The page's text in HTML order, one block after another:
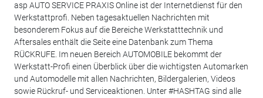
asp AUTO SERVICE PRAXIS Online ist der Internetdienst für den
Werkstattprofi. Neben tagesaktuellen Nachrichten mit
besonderem Fokus auf die Bereiche Werkstatttechnik und
Aftersales enthält die Seite eine Datenbank zum Thema
RÜCKRUFE. Im neuen Bereich AUTOMOBILE bekommt der
Werkstatt-Profi einen Überblick über die wichtigsten Automarken
und Automodelle mit allen Nachrichten, Bildergalerien, Videos
sowie Rückruf- und Serviceaktionen. Unter #HASHTAG sind alle